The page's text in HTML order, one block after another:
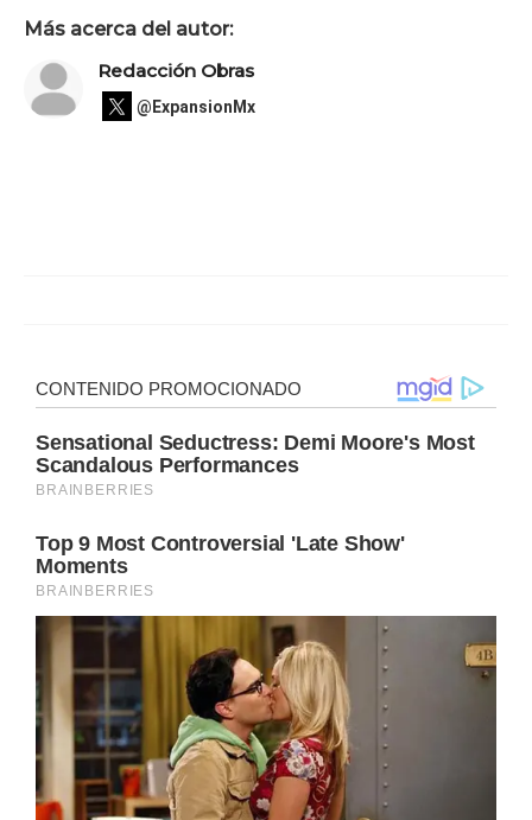
Más acerca del autor:
Redacción Obras
@ExpansionMx